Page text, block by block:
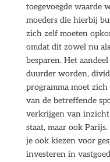
toegevoegde waarde
moeders die hierbij
zich zelf moeten
omdat dit zowel nu
besparen. Het
duurder worden,
programma moet
van de betreffende
verkrijgen van
staat, maar ook
je ook kiezen voor
investeren in